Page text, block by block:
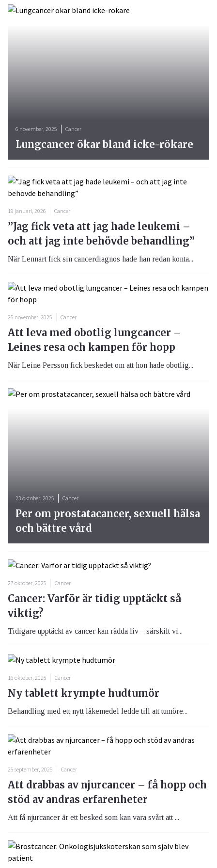
19 januari, 2026 Cancer
”Jag fick veta att jag hade leukemi –
och att jag inte behövde behandling”
När Lennart fick sin cancerdiagnos hade han redan konta...
25 november, 2025 Cancer
Att leva med obotlig lungcancer –
Leines resa och kampen för hopp
När Leine Persson fick beskedet om att hon hade obotlig...
6 november, 2025 Cancer
Lungcancer ökar bland icke-rökare
23 oktober, 2025 Cancer
Per om prostatacancer, sexuell hälsa
och bättre vård
27 oktober, 2025 Cancer
Cancer: Varför är tidig upptäckt så
viktig?
Tidigare upptäckt av cancer kan rädda liv – särskilt vi...
16 oktober, 2025 Cancer
Ny tablett krympte hudtumör
Behandling med ett nytt läkemedel ledde till att tumöre...
25 september, 2025 Cancer
Att drabbas av njurcancer – få hopp och
stöd av andras erfarenheter
Att få njurcancer är ett besked som kan vara svårt att ...